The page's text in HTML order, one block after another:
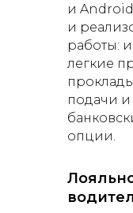
и
и
работы:
легкие
подачи и
опции.